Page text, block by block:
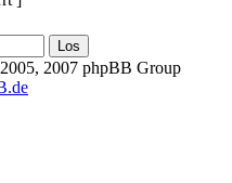
2007 phpBB Group